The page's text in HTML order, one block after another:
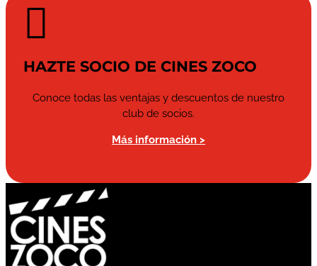

HAZTE SOCIO DE CINES ZOCO
Conoce todas las ventajas y descuentos de nuestro
club de socios.
Más información >